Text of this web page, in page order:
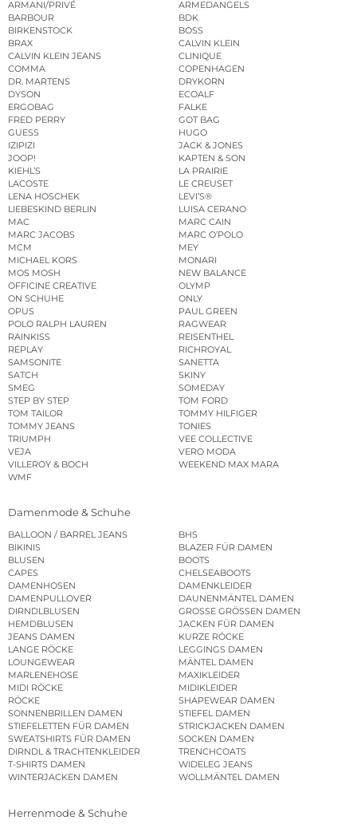
ARMANI/PRIVÉ
ARMEDANGELS
BARBOUR
BDK
BIRKENSTOCK
BOSS
BRAX
CALVIN KLEIN
CALVIN KLEIN JEANS
CLINIQUE
COMMA
COPENHAGEN
DR. MARTENS
DRYKORN
DYSON
ECOALF
ERGOBAG
FALKE
FRED PERRY
GOT BAG
GUESS
HUGO
IZIPIZI
JACK & JONES
JOOP!
KAPTEN & SON
KIEHL’S
LA PRAIRIE
LACOSTE
LE CREUSET
LENA HOSCHEK
LEVI’S®
LIEBESKIND BERLIN
LUISA CERANO
MAC
MARC CAIN
MARC JACOBS
MARC O’POLO
MCM
MEY
MICHAEL KORS
MONARI
MOS MOSH
NEW BALANCE
OFFICINE CREATIVE
OLYMP
ON SCHUHE
ONLY
OPUS
PAUL GREEN
POLO RALPH LAUREN
RAGWEAR
RAINKISS
REISENTHEL
REPLAY
RICHROYAL
SAMSONITE
SANETTA
SATCH
SKINY
SMEG
SOMEDAY
STEP BY STEP
TOM FORD
TOM TAILOR
TOMMY HILFIGER
TOMMY JEANS
TONIES
TRIUMPH
VEE COLLECTIVE
VEJA
VERO MODA
VILLEROY & BOCH
WEEKEND MAX MARA
WMF
Damenmode & Schuhe
BALLOON / BARREL JEANS
BHS
BIKINIS
BLAZER FÜR DAMEN
BLUSEN
BOOTS
CAPES
CHELSEABOOTS
DAMENHOSEN
DAMENKLEIDER
DAMENPULLOVER
DAUNENMÄNTEL DAMEN
DIRNDLBLUSEN
GROSSE GRÖSSEN DAMEN
HEMDBLUSEN
JACKEN FÜR DAMEN
JEANS DAMEN
KURZE RÖCKE
LANGE RÖCKE
LEGGINGS DAMEN
LOUNGEWEAR
MÄNTEL DAMEN
MARLENEHOSE
MAXIKLEIDER
MIDI RÖCKE
MIDIKLEIDER
RÖCKE
SHAPEWEAR DAMEN
SONNENBRILLEN DAMEN
STIEFEL DAMEN
STIEFELETTEN FÜR DAMEN
STRICKJACKEN DAMEN
SWEATSHIRTS FÜR DAMEN
SOCKEN DAMEN
DIRNDL & TRACHTENKLEIDER
TRENCHCOATS
T-SHIRTS DAMEN
WIDELEG JEANS
WINTERJACKEN DAMEN
WOLLMÄNTEL DAMEN
Herrenmode & Schuhe